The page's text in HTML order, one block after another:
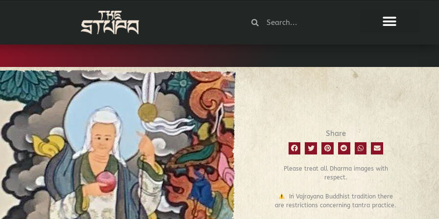
Share
Please treat all Dharma images with
respect.
In Vajrayana Buddhist tradition there
are restrictions concerning tantra practice.